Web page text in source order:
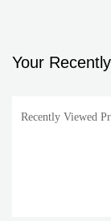
Your
Recently Viewed